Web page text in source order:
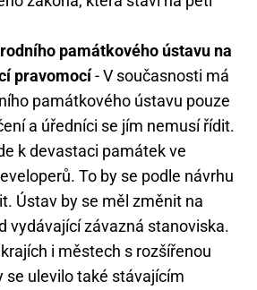
památkového ústavu na
pravomocí- V současnosti má
památkového ústavu pouze
a úředníci se jím nemusí řídit.
k devastaci památek ve
To by se podle návrhu
Ústav by se měl změnit na
vydávající závazná stanoviska.
i městech s rozšířenou
se ulevilo také stávajícím